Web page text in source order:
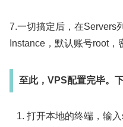
7.一切搞定后，在Servers
Instance，默认账号root，
至此，VPS配置完毕。
打开本地的终端，输